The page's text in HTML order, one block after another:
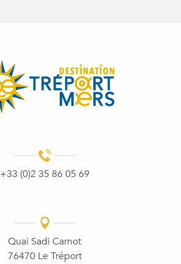
+33 (0)2 35 86 05 69
Quai Sadi Carnot
76470 Le Tréport